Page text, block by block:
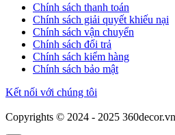
Chính sách thanh toán
Chính sách giải quyết khiếu nại
Chính sách vận chuyển
Chính sách đổi trả
Chính sách kiểm hàng
Chính sách bảo mật
Kết nối với chúng tôi
Copyrights © 2024 - 2025